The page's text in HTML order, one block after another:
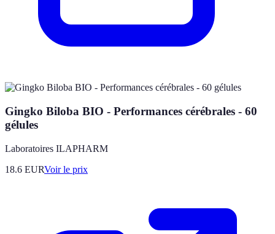
Gingko Biloba BIO - Performances cérébrales - 60
gélules
Laboratoires ILAPHARM
18.6 EURVoir le prix